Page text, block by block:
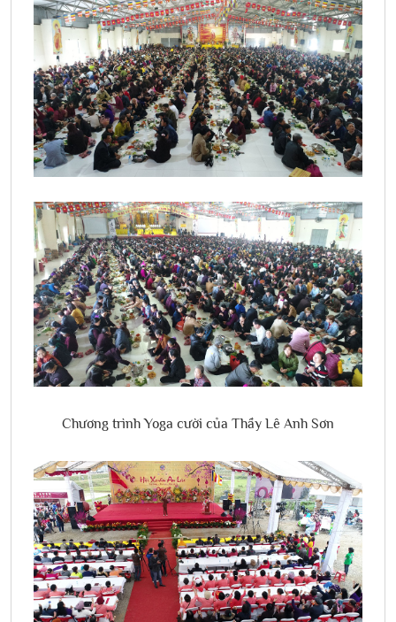
Chương trình Yoga cười của Thầy Lê Anh Sơn